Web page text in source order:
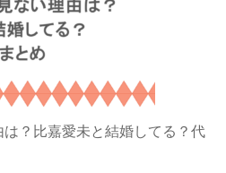
？比嘉愛未と結婚してる？代